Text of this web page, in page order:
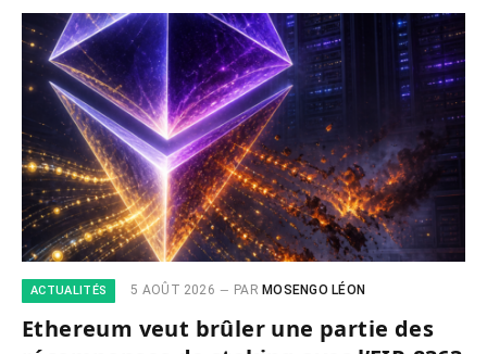
ACTUALITÉS 5 AOÛT 2026 PAR MOSENGO LÉON
Ethereum veut brûler une partie des